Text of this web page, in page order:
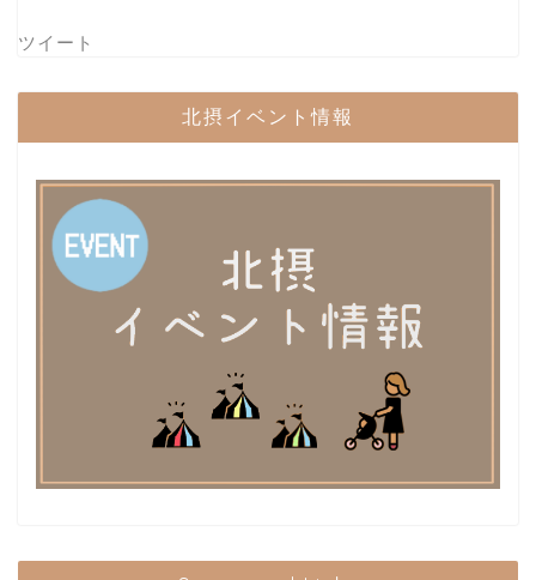
ツイート
北摂イベント情報